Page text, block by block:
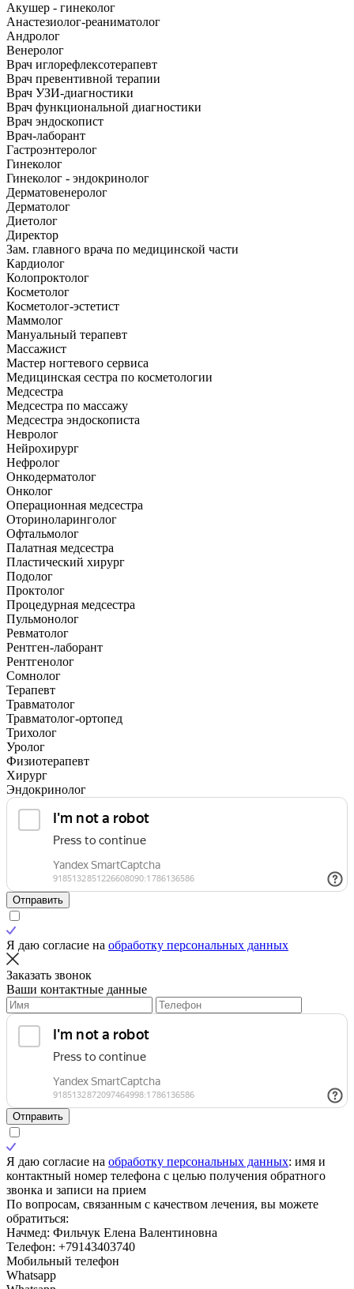
Акушер - гинеколог
Анастезиолог-реаниматолог
Андролог
Венеролог
Врач иглорефлексотерапевт
Врач превентивной терапии
Врач УЗИ-диагностики
Врач функциональной диагностики
Врач эндоскопист
Врач-лаборант
Гастроэнтеролог
Гинеколог
Гинеколог - эндокринолог
Дерматовенеролог
Дерматолог
Диетолог
Директор
Зам. главного врача по медицинской части
Кардиолог
Колопроктолог
Косметолог
Косметолог-эстетист
Маммолог
Мануальный терапевт
Массажист
Мастер ногтевого сервиса
Медицинская сестра по косметологии
Медсестра
Медсестра по массажу
Медсестра эндоскописта
Невролог
Нейрохирург
Нефролог
Онкодерматолог
Онколог
Операционная медсестра
Оториноларинголог
Офтальмолог
Палатная медсестра
Пластический хирург
Подолог
Проктолог
Процедурная медсестра
Пульмонолог
Ревматолог
Рентген-лаборант
Рентгенолог
Сомнолог
Терапевт
Травматолог
Травматолог-ортопед
Трихолог
Уролог
Физиотерапевт
Хирург
Эндокринолог
Отправить
Я даю согласие на обработку персональных данных
Заказать звонок
Ваши контактные данные
Отправить
Я даю согласие на обработку персональных данных: имя и
контактный номер телефона с целью получения обратного
звонка и записи на прием
По вопросам, связанным с качеством лечения, вы можете
обратиться:
Начмед: Фильчук Елена Валентиновна
Телефон: +79143403740
Мобильный телефон
Whatsapp